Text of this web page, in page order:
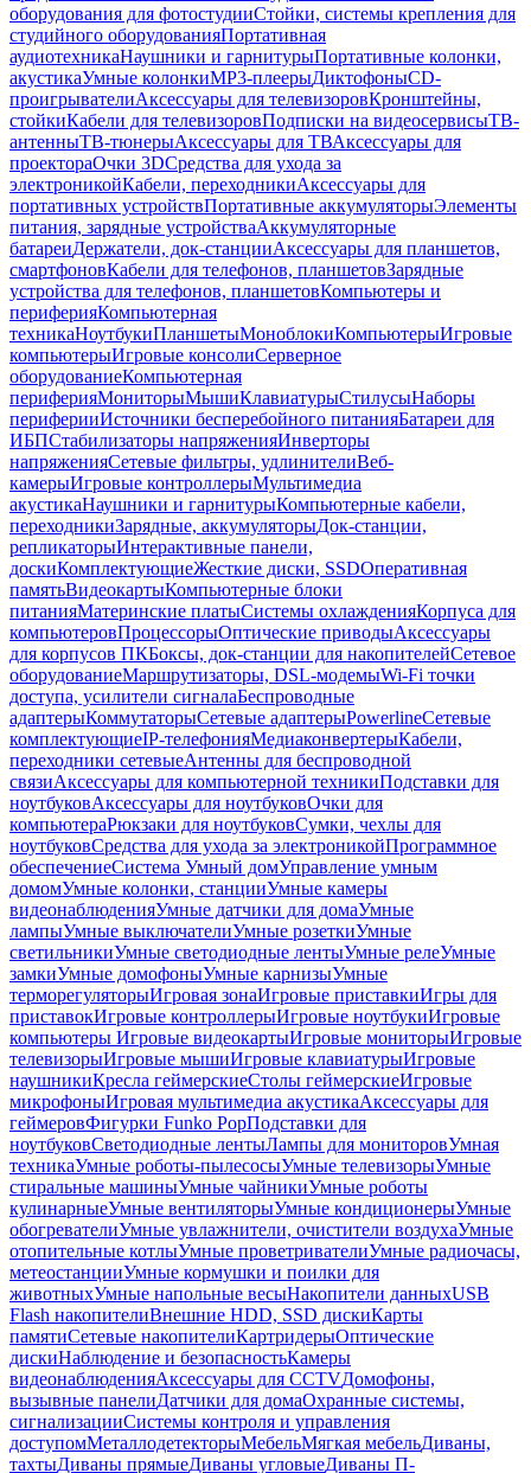
оборудования для фотостудииСтойки, системы крепления для
студийного оборудованияПортативная
аудиотехникаНаушники и гарнитурыПортативные колонки,
акустикаУмные колонкиMP3-плеерыДиктофоныCD-
проигрывателиАксессуары для телевизоровКронштейны,
стойкиКабели для телевизоровПодписки на видеосервисыТВ-
антенныТВ-тюнерыАксессуары для ТВАксессуары для
проектораОчки 3DСредства для ухода за
электроникойКабели, переходникиАксессуары для
портативных устройствПортативные аккумуляторыЭлементы
питания, зарядные устройстваАккумуляторные
батареиДержатели, док-станцииАксессуары для планшетов,
смартфоновКабели для телефонов, планшетовЗарядные
устройства для телефонов, планшетовКомпьютеры и
периферияКомпьютерная
техникаНоутбукиПланшетыМоноблокиКомпьютерыИгровые
компьютерыИгровые консолиСерверное
оборудованиеКомпьютерная
периферияМониторыМышиКлавиатурыСтилусыНаборы
периферииИсточники бесперебойного питанияБатареи для
ИБПСтабилизаторы напряженияИнверторы
напряженияСетевые фильтры, удлинителиВеб-
камерыИгровые контроллерыМультимедиа
акустикаНаушники и гарнитурыКомпьютерные кабели,
переходникиЗарядные, аккумуляторыДок-станции,
репликаторыИнтерактивные панели,
доскиКомплектующиеЖесткие диски, SSDОперативная
памятьВидеокартыКомпьютерные блоки
питанияМатеринские платыСистемы охлажденияКорпуса для
компьютеровПроцессорыОптические приводыАксессуары
для корпусов ПКБоксы, док-станции для накопителейСетевое
оборудованиеМаршрутизаторы, DSL-модемыWi-Fi точки
доступа, усилители сигналаБеспроводные
адаптерыКоммутаторыСетевые адаптерыPowerlineСетевые
комплектующиеIP-телефонияМедиаконвертерыКабели,
переходники сетевыеАнтенны для беспроводной
связиАксессуары для компьютерной техникиПодставки для
ноутбуковАксессуары для ноутбуковОчки для
компьютераРюкзаки для ноутбуковСумки, чехлы для
ноутбуковСредства для ухода за электроникойПрограммное
обеспечениеСистема Умный домУправление умным
домомУмные колонки, станцииУмные камеры
видеонаблюденияУмные датчики для домаУмные
лампыУмные выключателиУмные розеткиУмные
светильникиУмные светодиодные лентыУмные релеУмные
замкиУмные домофоныУмные карнизыУмные
терморегуляторыИгровая зонаИгровые приставкиИгры для
приставокИгровые контроллерыИгровые ноутбукиИгровые
компьютеры Игровые видеокартыИгровые мониторыИгровые
телевизорыИгровые мышиИгровые клавиатурыИгровые
наушникиКресла геймерскиеСтолы геймерскиеИгровые
микрофоныИгровая мультимедиа акустикаАксессуары для
геймеровФигурки Funko PopПодставки для
ноутбуковСветодиодные лентыЛампы для мониторовУмная
техникаУмные роботы-пылесосыУмные телевизорыУмные
стиральные машиныУмные чайникиУмные роботы
кулинарныеУмные вентиляторыУмные кондиционерыУмные
обогревателиУмные увлажнители, очистители воздухаУмные
отопительные котлыУмные проветривателиУмные радиочасы,
метеостанцииУмные кормушки и поилки для
животныхУмные напольные весыНакопители данныхUSB
Flash накопителиВнешние HDD, SSD дискиКарты
памятиСетевые накопителиКартридерыОптические
дискиНаблюдение и безопасностьКамеры
видеонаблюденияАксессуары для CCTVДомофоны,
вызывные панелиДатчики для домаОхранные системы,
сигнализацииСистемы контроля и управления
доступомМеталлодетекторыМебельМягкая мебельДиваны,
тахтыДиваны прямыеДиваны угловыеДиваны П-